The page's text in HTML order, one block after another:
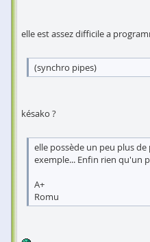
elle est assez difficile a
(synchro pipes)
késako ?
elle possède un peu plus
exemple... Enfin rien qu'un
A+
Romu